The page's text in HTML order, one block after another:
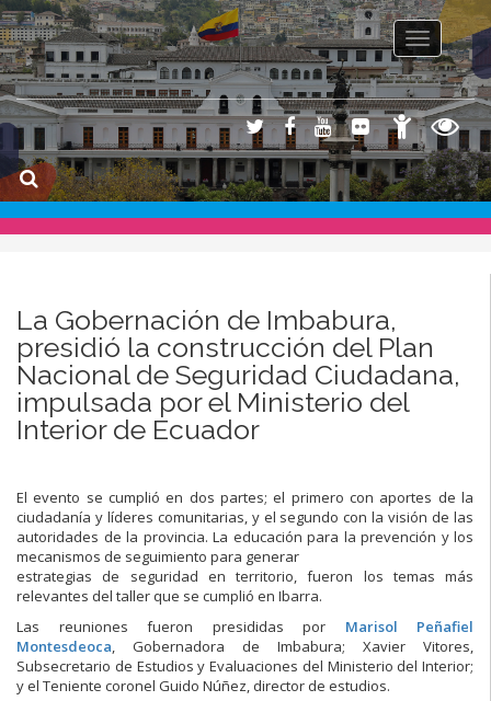
Toggle
La Gobernación de Imbabura,
presidió la construcción del Plan
Nacional de Seguridad Ciudadana,
impulsada por el Ministerio del
Interior de Ecuador
El evento se cumplió en dos partes; el primero con aportes de la
ciudadanía y líderes comunitarias, y el segundo con la visión de las
autoridades de la provincia. La educación para la prevención y los
mecanismos de seguimiento para generar
estrategias de seguridad en territorio, fueron los temas más
relevantes del taller que se cumplió en Ibarra.
Las reuniones fueron presididas por Marisol Peñafiel
Montesdeoca, Gobernadora de Imbabura; Xavier Vitores,
Subsecretario de Estudios y Evaluaciones del Ministerio del Interior;
y el Teniente coronel Guido Núñez, director de estudios.